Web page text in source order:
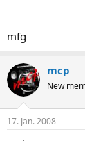
mfg
mcp
New
17. Jan. 2008